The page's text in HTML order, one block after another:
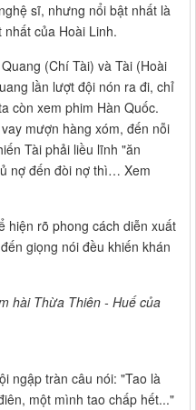
sĩ, nhưng nổi bật nhất là
của Hoài Linh.
(Chí Tài) và Tài (Hoài
lần lượt đội nón ra đi, chỉ
còn xem phim Hàn Quốc.
mượn hàng xóm, đến nỗi
Tài phải liều lĩnh "ăn
nợ đến đòi nợ thì… Xem
hiện rõ phong cách diễn xuất
giọng nói đều khiến khán
hài Thừa Thiên - Huế của
ngập tràn câu nói: "Tao là
một mình tao chấp hết..."